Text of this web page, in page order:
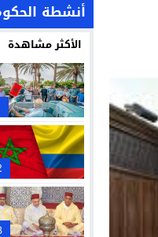
أنشطة
الأكثر مشاهدة